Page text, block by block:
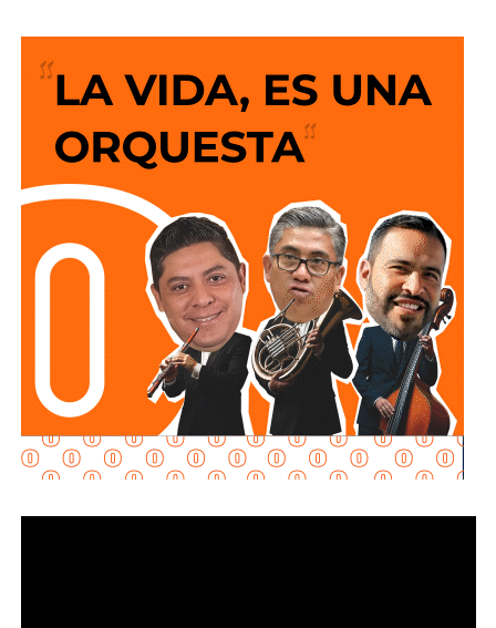
El Alcalde recordó que desde el anuncio de este programa
social “Lavanderías Gratuitas”, el mandatario estatal
manifestó el interés de que Soledad fuera de los primeros
municipios beneficiados, por lo que se expresó la
disposición del Ayuntamiento para colaborar en la
consolidación de este proyecto, el cual ahora comienza a
materializarse en un espacio del Sistema Municipal para
el Desarrollo Integral de la Familia (DIF) destinado al
bienestar de las familias.
de las familias, porque les permitirá ahorrar tiempo y